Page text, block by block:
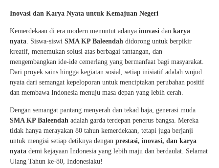
Inovasi dan Karya Nyata untuk Kemajuan Negeri
Kemerdekaan di era modern menuntut adanya inovasi dan karya
nyata. Siswa-siswi SMA KP Baleendah didorong untuk berpikir
kreatif, menemukan solusi atas berbagai tantangan, dan
mengembangkan ide-ide cemerlang yang bermanfaat bagi masyarakat.
Dari proyek sains hingga kegiatan sosial, setiap inisiatif adalah wujud
nyata dari semangat kepeloporan untuk menciptakan perubahan positif
dan membawa Indonesia menuju masa depan yang lebih cerah.
Dengan semangat pantang menyerah dan tekad baja, generasi muda
SMA KP Baleendah adalah garda terdepan penerus bangsa. Mereka
tidak hanya merayakan 80 tahun kemerdekaan, tetapi juga berjanji
untuk mengisi setiap detiknya dengan prestasi, inovasi, dan karya
nyata demi kejayaan Indonesia yang lebih maju dan berdaulat. Selamat
Ulang Tahun ke-80, Indonesiaku!